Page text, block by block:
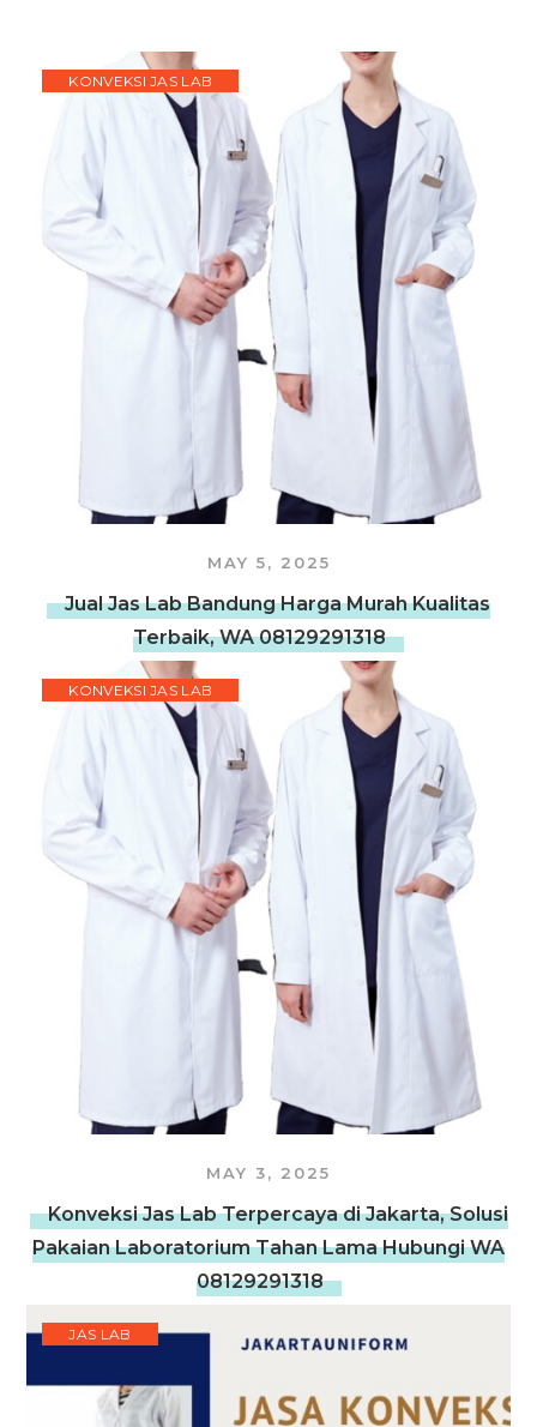
KONVEKSI JAS LAB
MAY 5, 2025
Jual Jas Lab Bandung Harga Murah Kualitas
Terbaik, WA 08129291318
KONVEKSI JAS LAB
MAY 3, 2025
Konveksi Jas Lab Terpercaya di Jakarta, Solusi
Pakaian Laboratorium Tahan Lama Hubungi WA
08129291318
JAS LAB